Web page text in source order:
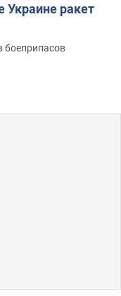
Украине ракет
боеприпасов